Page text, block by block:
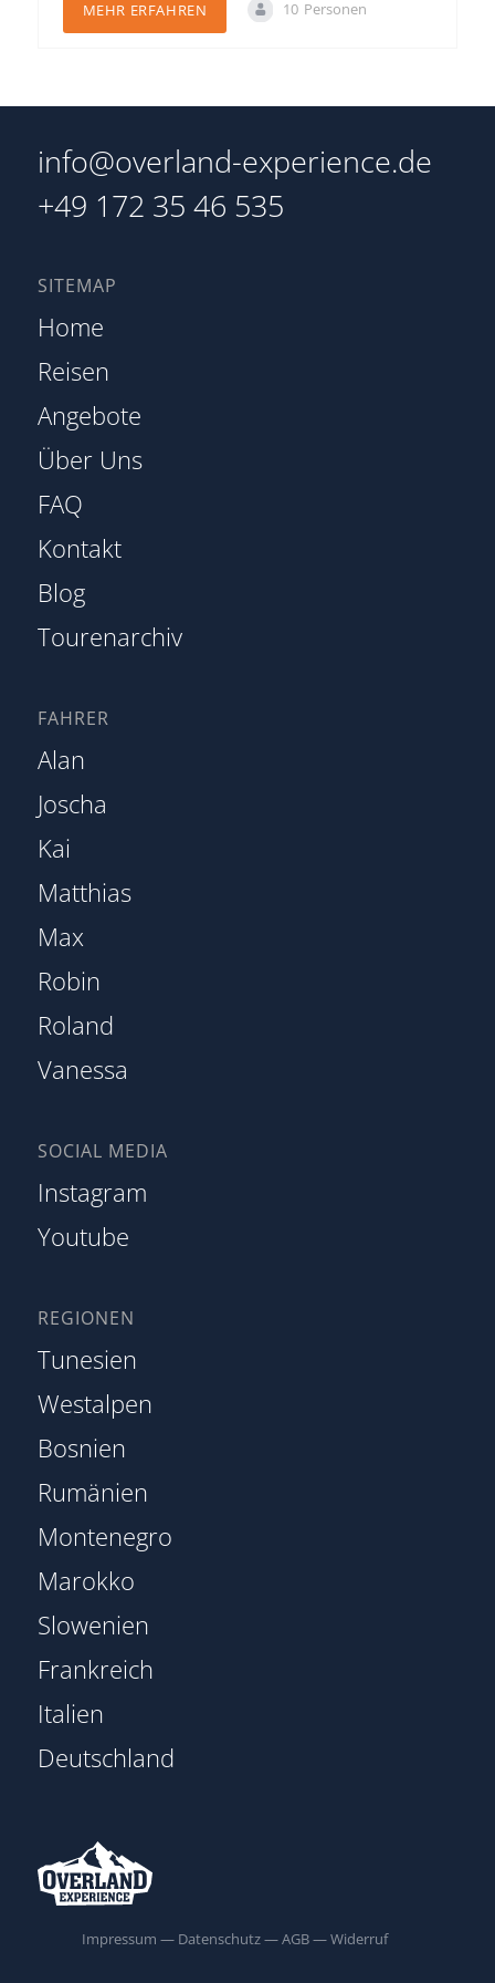
MEHR ERFAHREN 10 Personen
info@overland-experience.de
+49 172 35 46 535
SITEMAP
Home
Reisen
Angebote
Über Uns
FAQ
Kontakt
Blog
Tourenarchiv
REGIONEN
Tunesien
Westalpen
Bosnien
Rumänien
Montenegro
Marokko
Slowenien
Frankreich
Italien
Deutschland
FAHRER
Alan
Joscha
Kai
Matthias
Max
Robin
Roland
Vanessa
SOCIAL MEDIA
Instagram
Youtube
Impressum — Datenschutz—AGB—Widerruf